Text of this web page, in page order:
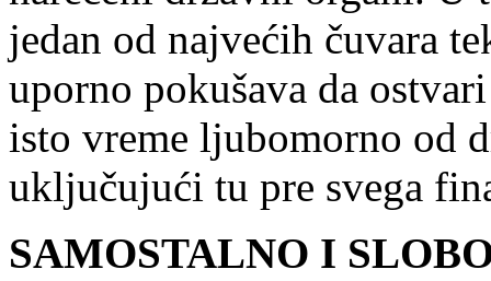
jedan od najvećih čuvara
uporno pokušava da
isto vreme ljubomorno od
uključujući tu pre svega
SAMOSTALNO I